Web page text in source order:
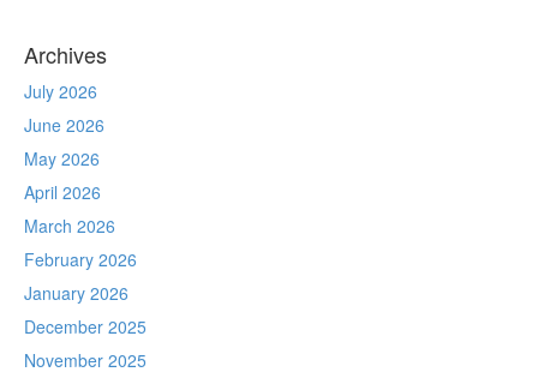
Archives
July 2026
June 2026
May 2026
April 2026
March 2026
February 2026
January 2026
December 2025
November 2025